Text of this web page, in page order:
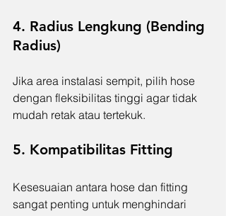
4. Radius Lengkung (Bending
Radius)
Jika area instalasi sempit, pilih hose
dengan fleksibilitas tinggi agar tidak
mudah retak atau tertekuk.
5. Kompatibilitas Fitting
Kesesuaian antara hose dan fitting
sangat penting untuk menghindari